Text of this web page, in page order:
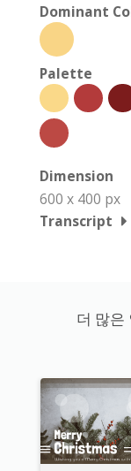
Dominant
Palette
Dimension
600 x 400 px
Transcript
더 많은